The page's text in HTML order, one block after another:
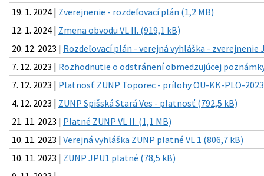
19. 1. 2024 | Zverejnenie - rozdeľovací plán (1,2 MB)
12. 1. 2024 | Zmena obvodu VL II. (919,1 kB)
20. 12. 2023 | Rozdeľovací plán - verejná vyhláška - zverejnenie
7. 12. 2023 | Rozhodnutie o odstránení obmedzujúcej
7. 12. 2023 | Platnosť ZUNP Toporec - prílohy OU-KK-PLO-
4. 12. 2023 | ZUNP Spišská Stará Ves - platnosť (792,5 kB)
21. 11. 2023 | Platné ZUNP VL II. (1,1 MB)
10. 11. 2023 | Verejná vyhláška ZUNP platné VL 1 (806,7 kB)
10. 11. 2023 | ZUNP JPU1 platné (78,5 kB)